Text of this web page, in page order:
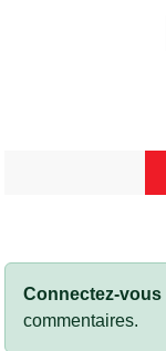
Connectez-vous
commentaires.